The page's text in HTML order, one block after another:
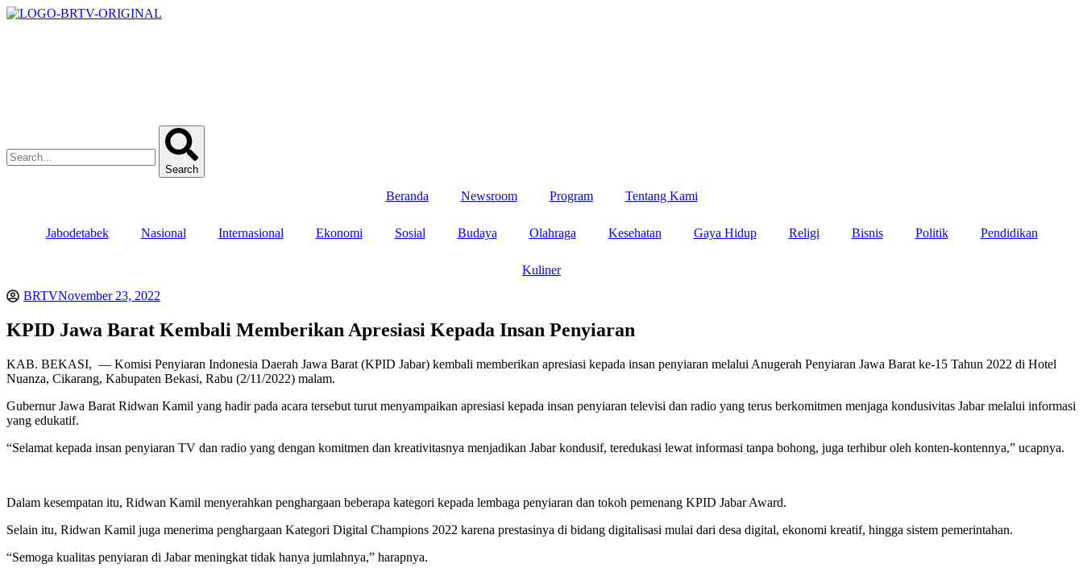
Search
Beranda Newsroom Program Tentang Kami
Jabodetabek Nasional Internasional Ekonomi Sosial Budaya Olahraga Kesehatan Gaya Hidup Religi Bisnis Politik Pendidikan
Kuliner
BRTVNovember 23, 2022
KPID Jawa Barat Kembali Memberikan Apresiasi Kepada Insan Penyiaran
KAB. BEKASI, — Komisi Penyiaran Indonesia Daerah Jawa Barat (KPID Jabar) kembali memberikan apresiasi kepada insan penyiaran melalui Anugerah Penyiaran Jawa Barat ke-15 Tahun 2022 di Hotel
Nuanza, Cikarang, Kabupaten Bekasi, Rabu (2/11/2022) malam.
Gubernur Jawa Barat Ridwan Kamil yang hadir pada acara tersebut turut menyampaikan apresiasi kepada insan penyiaran televisi dan radio yang terus berkomitmen menjaga kondusivitas Jabar melalui informasi
yang edukatif.
“Selamat kepada insan penyiaran TV dan radio yang dengan komitmen dan kreativitasnya menjadikan Jabar kondusif, teredukasi lewat informasi tanpa bohong, juga terhibur oleh konten-kontennya,” ucapnya.
Dalam kesempatan itu, Ridwan Kamil menyerahkan penghargaan beberapa kategori kepada lembaga penyiaran dan tokoh pemenang KPID Jabar Award.
Selain itu, Ridwan Kamil juga menerima penghargaan Kategori Digital Champions 2022 karena prestasinya di bidang digitalisasi mulai dari desa digital, ekonomi kreatif, hingga sistem pemerintahan.
“Semoga kualitas penyiaran di Jabar meningkat tidak hanya jumlahnya,” harapnya.